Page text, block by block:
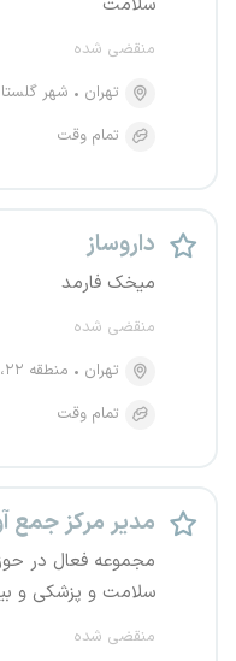
منقضی شده
تهران
شهر
تمام وقت
داروساز
میخک فارمد
منقضی شده
تهران
منطقه ۲۲، دریاچه شهدای خلیج فارس
تمام وقت
مدیر مرکز جمع
مجموعه فعال در
سلامت و پزشکی و
منقضی شده